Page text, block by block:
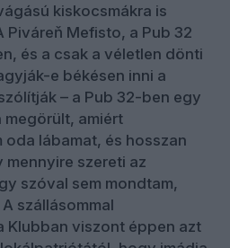
kiskocsmákra is
Piváreň Mefisto, a Pub 32
és a csak a véletlen dönti
e békésen inni a
– a Pub 32-ben egy
amiért
lábamat, és hosszan
szereti az
szóval sem mondtam,
szállásommal
Klubban viszont éppen azt